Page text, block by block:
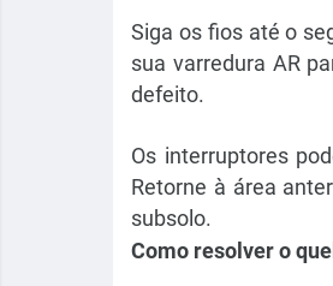
Siga os fios até o
sua varredura AR
defeito.
Os interruptores
Retorne à área
subsolo.
Como resolver o